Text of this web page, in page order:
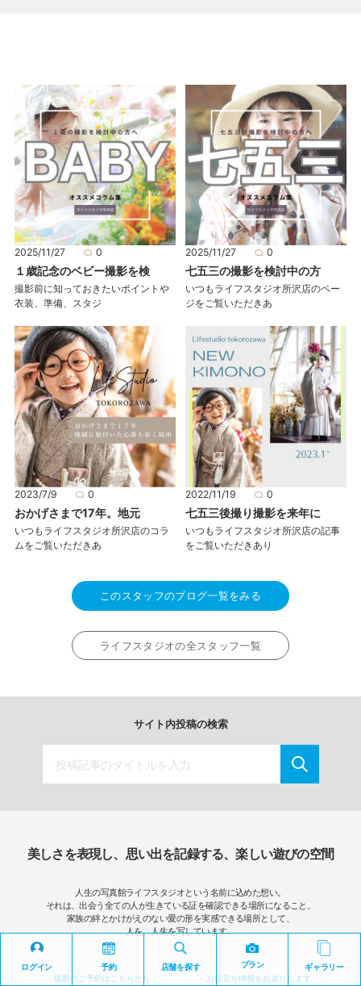
ログイン 予約 店舗を探す プラン ギャラリー
2025/11/27 0
１歳記念のベビー撮影を検
撮影前に知っておきたいポイントや
衣装、準備、スタジ
2025/11/27 0
七五三の撮影を検討中の方
いつもライフスタジオ所沢店のペー
ジをご覧いただきあ
2023/7/9 0
おかげさまで17年。地元
いつもライフスタジオ所沢店のコラ
ムをご覧いただきあ
2022/11/19 0
七五三後撮り撮影を来年に
いつもライフスタジオ所沢店の記事
をご覧いただきあり
このスタッフのブログ一覧をみる
ライフスタジオの全スタッフ一覧
サイト内投稿の検索
美しさを表現し、思い出を記録する、楽しい遊びの空間
人生の写真館ライフスタジオという名前に込めた想い。
それは、出会う全ての人が生きている証を確認できる場所になること。
家族の絆とかけがえのない愛の形を実感できる場所として、
人を、人生を写しています。
撮影のご予約はこちらから お役立ち情報をお送りします